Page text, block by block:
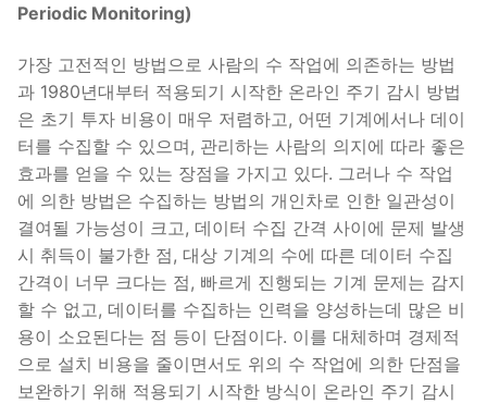
Periodic Monitoring)
가장 고전적인 방법으로 사람의 수 작업에 의존하는 방법
과 1980년대부터 적용되기 시작한 온라인 주기 감시 방법
은 초기 투자 비용이 매우 저렴하고, 어떤 기계에서나 데이
터를 수집할 수 있으며, 관리하는 사람의 의지에 따라 좋은
효과를 얻을 수 있는 장점을 가지고 있다. 그러나 수 작업
에 의한 방법은 수집하는 방법의 개인차로 인한 일관성이
결여될 가능성이 크고, 데이터 수집 간격 사이에 문제 발생
시 취득이 불가한 점, 대상 기계의 수에 따른 데이터 수집
간격이 너무 크다는 점, 빠르게 진행되는 기계 문제는 감지
할 수 없고, 데이터를 수집하는 인력을 양성하는데 많은 비
용이 소요된다는 점 등이 단점이다. 이를 대체하며 경제적
으로 설치 비용을 줄이면서도 위의 수 작업에 의한 단점을
보완하기 위해 적용되기 시작한 방식이 온라인 주기 감시